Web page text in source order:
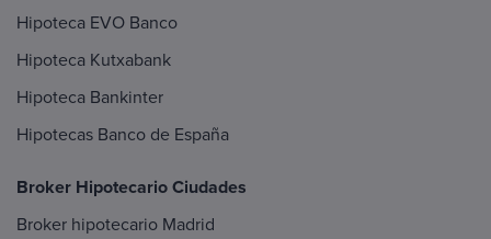
Hipoteca EVO Banco
Hipoteca Kutxabank
Hipoteca Bankinter
Hipotecas Banco de España
Broker Hipotecario Ciudades
Broker hipotecario Madrid